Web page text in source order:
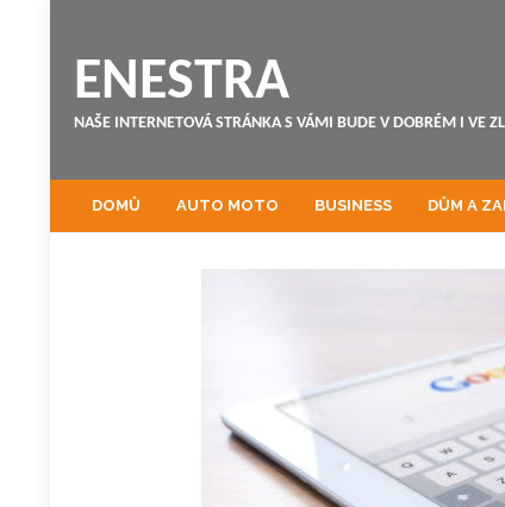
ENESTRA
NAŠE INTERNETOVÁ STRÁNKA S VÁMI BUDE V DOBRÉM I VE
DOMŮ AUTO MOTO BUSINESS DŮM A